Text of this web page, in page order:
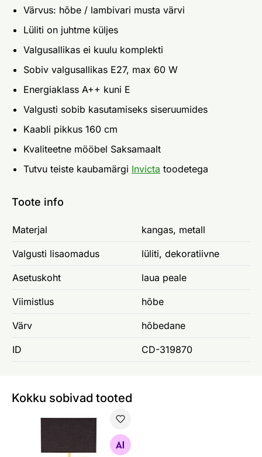
Värvus: hõbe / lambivari musta värvi
Lüliti on juhtme küljes
Valgusallikas ei kuulu komplekti
Sobiv valgusallikas E27, max 60 W
Energiaklass A++ kuni E
Valgusti sobib kasutamiseks siseruumides
Kaabli pikkus 160 cm
Kvaliteetne mööbel Saksamaalt
Tutvu teiste kaubamärgi Invicta toodetega
Toote info
Materjal kangas, metall
Valgusti lisaomadus lüliti, dekoratiivne
Asetuskoht laua peale
Viimistlus hõbe
Värv hõbedane
ID CD-319870
Kokku sobivad tooted
Otsi sarnaseid